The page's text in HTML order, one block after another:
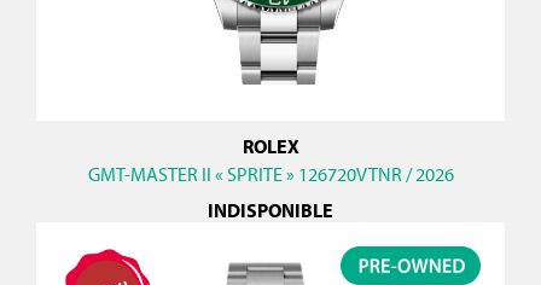
ROLEX
GMT-MASTER II « SPRITE » 126720VTNR / 2026
INDISPONIBLE